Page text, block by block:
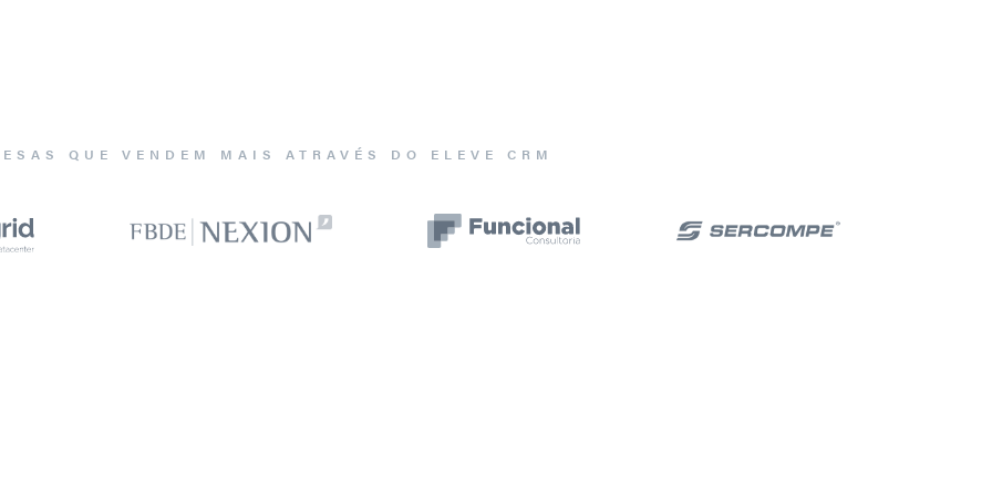
QUE VENDEM MAIS ATRAVÉS DO ELEVE CRM